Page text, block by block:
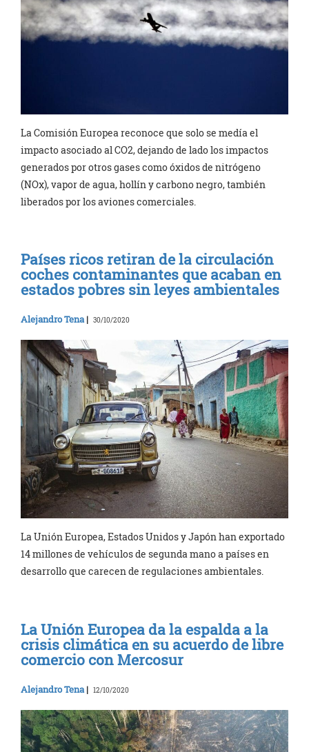
La Comisión Europea reconoce que solo se medía el
impacto asociado al CO2, dejando de lado los impactos
generados por otros gases como óxidos de nitrógeno
(NOx), vapor de agua, hollín y carbono negro, también
liberados por los aviones comerciales.
Países ricos retiran de la circulación
coches contaminantes que acaban en
estados pobres sin leyes ambientales
Alejandro Tena| 30/10/2020
La Unión Europea, Estados Unidos y Japón han exportado
14 millones de vehículos de segunda mano a países en
desarrollo que carecen de regulaciones ambientales.
La Unión Europea da la espalda a la
crisis climática en su acuerdo de libre
comercio con Mercosur
Alejandro Tena | 12/10/2020